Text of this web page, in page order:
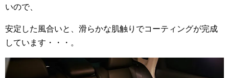
いので、
安定した風合いと、滑らかな肌触りでコーティングが完成
しています・・・。